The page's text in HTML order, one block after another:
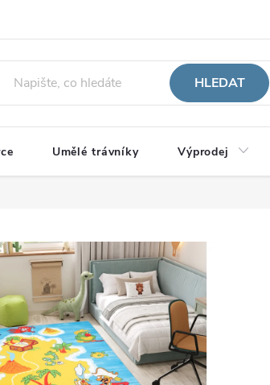
HLEDAT
Umělé trávníky Výprodej